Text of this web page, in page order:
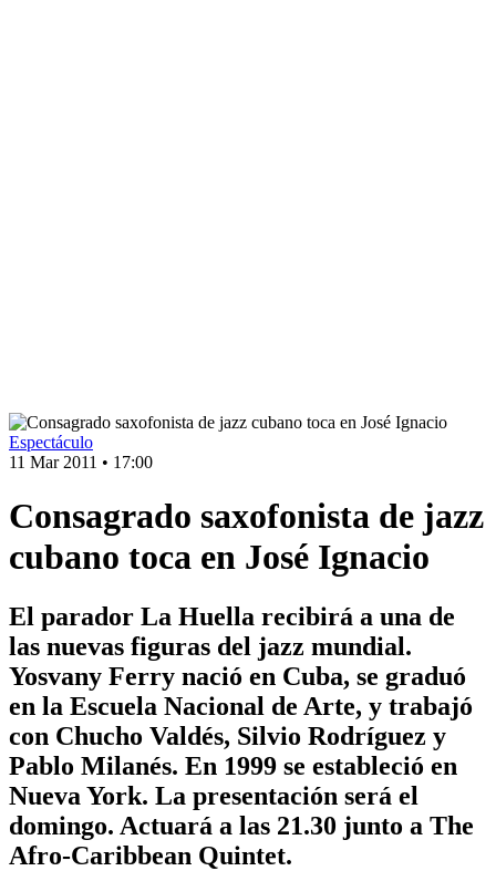
Espectáculo
11 Mar 2011 • 17:00
Consagrado saxofonista de jazz
cubano toca en José Ignacio
El parador La Huella recibirá a una de
las nuevas figuras del jazz mundial.
Yosvany Ferry nació en Cuba, se graduó
en la Escuela Nacional de Arte, y trabajó
con Chucho Valdés, Silvio Rodríguez y
Pablo Milanés. En 1999 se estableció en
Nueva York. La presentación será el
domingo. Actuará a las 21.30 junto a The
Afro-Caribbean Quintet.